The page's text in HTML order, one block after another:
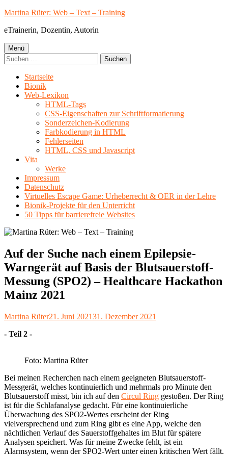
Springe
Inhalt
Martina Rüter: Web – Text – Training
eTrainerin, Dozentin, Autorin
Primäres
Menü
Menü
Suchen
nach:
Startseite
Bionik
Web-Lexikon
HTML-Tags
CSS-Eigenschaften zur Schriftformatierung
Sonderzeichen-Kodierung
Farbkodierung in HTML
Fehlerseiten
HTML, CSS und Javascript
Vita
Werke
Impressum
Datenschutz
Virtuelles Escape Game: Urheberrecht & OER in der Lehre
Bionik-Projekte für den Unterricht
50 Tipps für barrierefreie Websites
Auf der Suche nach einem Epilepsie-
Warngerät auf Basis der Blutsauerstoff-
Messung (SPO2) – Healthcare Hackathon
Mainz 2021
Autor
Martina RüterVeröffentlicht
21. Juni 202131. Dezember 2021
- Teil 2 -
Foto: Martina Rüter
Bei meinen Recherchen nach einem geeigneten Blutsauerstoff-
Messgerät, welches kontinuierlich und mehrmals pro Minute den
Blutsauerstoff misst, bin ich auf den Circul Ring gestoßen. Der Ring
ist für die Schlafanalyse gedacht. Für eine kontinuierliche
Überwachung des SPO2-Wertes erscheint der Ring
vielversprechend und zum Ring gibt es eine App, welche den
nächtlichen Verlauf des Sauerstoffgehaltes im Blut für spätere
Analysen speichert. Was für meine Zwecke fehlt, ist ein
Alarmsystem, wenn der SPO2-Wert unter einen kritischen Wert fällt.